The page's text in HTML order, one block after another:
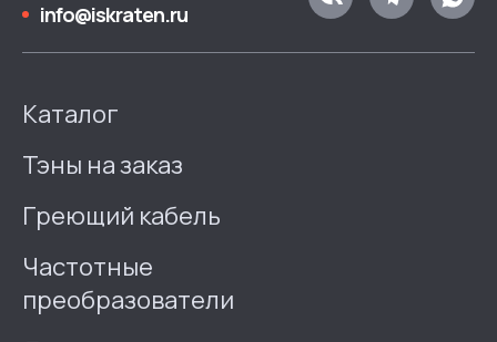
info@iskraten.ru
Каталог
Тэны на заказ
Греющий кабель
Частотные
преобразователи